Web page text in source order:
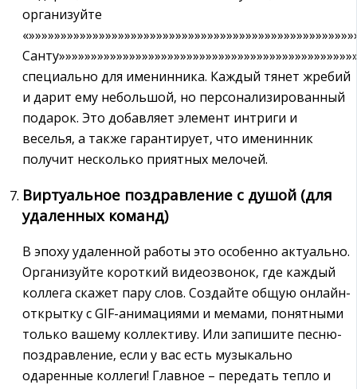
организуйте
специально для именинника. Каждый тянет жребий
и дарит ему небольшой‚ но персонализированный
подарок. Это добавляет элемент интриги и
веселья‚ а также гарантирует‚ что именинник
получит несколько приятных мелочей.
Виртуальное поздравление с душой (для
удаленных команд)
В эпоху удаленной работы это особенно актуально.
Организуйте короткий видеозвонок‚ где каждый
коллега скажет пару слов. Создайте общую онлайн-
открытку с GIF-анимациями и мемами‚ понятными
только вашему коллективу. Или запишите песню-
поздравление‚ если у вас есть музыкально
одаренные коллеги! Главное – передать тепло и